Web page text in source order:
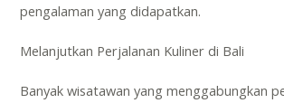
pengalaman yang didapatkan.
Melanjutkan Perjalanan Kuliner di Bali
Banyak wisatawan yang menggabungkan